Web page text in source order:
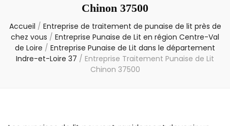
Chinon 37500
Accueil / Entreprise de traitement de punaise de lit près de
chez vous / Entreprise Punaise de Lit en région Centre-Val
de Loire / Entreprise Punaise de Lit dans le département
Indre-et-Loire 37 / Entreprise Traitement Punaise de Lit
Chinon 37500